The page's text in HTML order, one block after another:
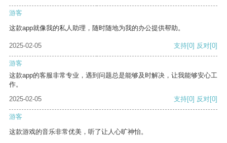
游客
这款app就像我的私人助理，随时随地为我的办公提供帮助。
2025-02-05 支持[0] 反对[0]
游客
这款app的客服非常专业，遇到问题总是能够及时解决，让我能够安心工
作。
2025-02-05
支持[0] 反对[0]
游客
这款游戏的音乐非常优美，听了让人心旷神怡。